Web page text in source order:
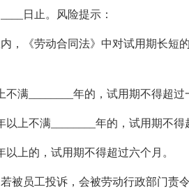
日止。风险提示：
，《劳动合同法》中对试用期长短
满________年的，试用期不得超过
以上不满________年的，试用期不得
以上的，试用期不得超过六个月。
被员工投诉，会被劳动行政部门责